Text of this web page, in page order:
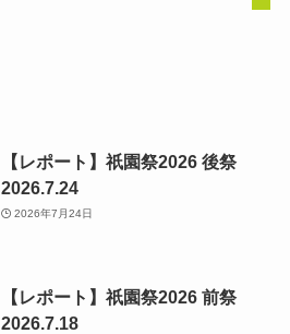
【レポート】祇園祭2026 後祭
2026.7.24
2026年7月24日
【レポート】祇園祭2026 前祭
2026.7.18